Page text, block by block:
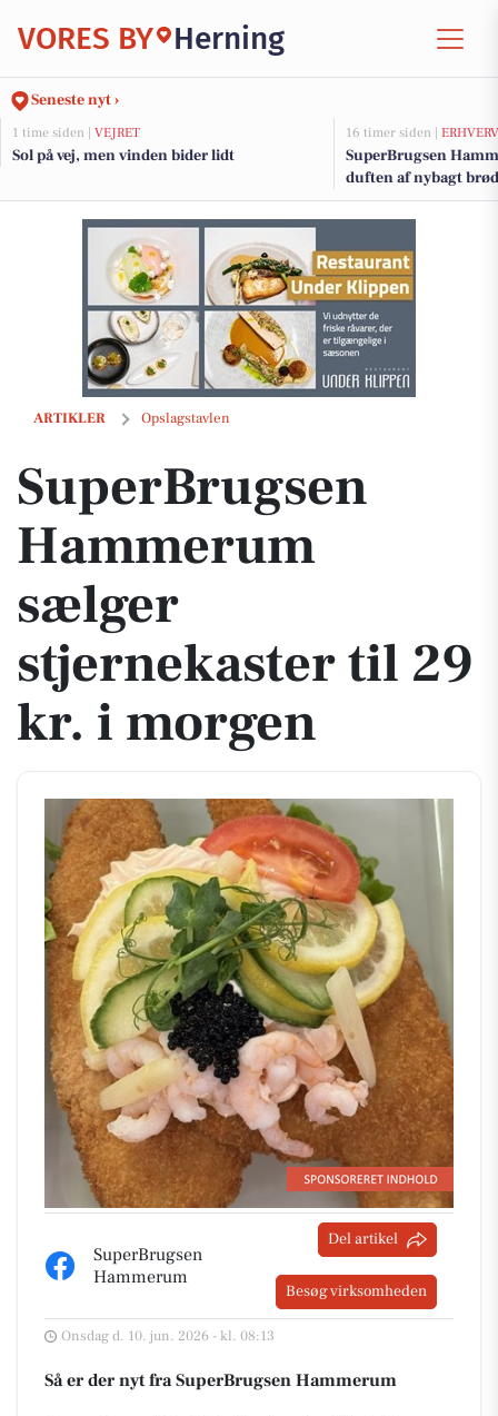
VORES BY Herning
Seneste nyt ›
1 time siden | VEJRET
Sol på vej, men vinden bider lidt
16 timer siden | ERHVERV
SuperBrugsen
duften af nybagt brød
ARTIKLER Opslagstavlen
SuperBrugsen Hammerum sælger stjernekaster til 29 kr. i morgen
SuperBrugsen
Hammerum
sælger
stjernekaster til 29
kr. i morgen
SuperBrugsen
Hammerum
Del artikel
Besøg virksomheden
Onsdag d. 10. jun. 2026 - kl. 08:13
Så er der nyt fra SuperBrugsen Hammerum